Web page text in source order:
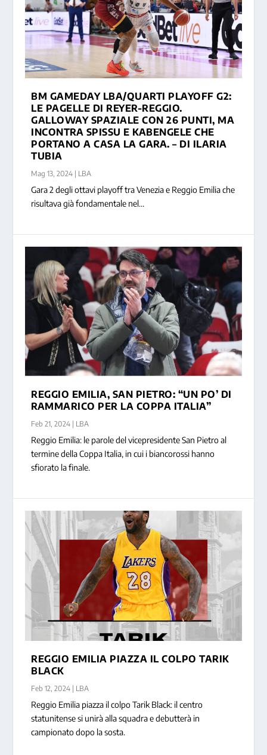
BM GAMEDAY LBA/QUARTI PLAYOFF G2:
LE PAGELLE DI REYER-REGGIO.
GALLOWAY SPAZIALE CON 26 PUNTI, MA
INCONTRA SPISSU E KABENGELE CHE
PORTANO A CASA LA GARA. – DI ILARIA
TUBIA
Mag 13, 2024 | LBA
Gara 2 degli ottavi playoff tra Venezia e Reggio Emilia che
risultava già fondamentale nel...
REGGIO EMILIA, SAN PIETRO: “UN PO’ DI
RAMMARICO PER LA COPPA ITALIA”
Feb 21, 2024 | LBA
Reggio Emilia: le parole del vicepresidente San Pietro al
termine della Coppa Italia, in cui i biancorossi hanno
sfiorato la finale.
REGGIO EMILIA PIAZZA IL COLPO TARIK
BLACK
Feb 12, 2024 | LBA
Reggio Emilia piazza il colpo Tarik Black: il centro
statunitense si unirà alla squadra e debutterà in
campionato dopo la sosta.